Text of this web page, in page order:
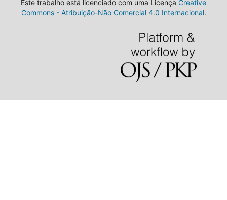
Este trabalho está licenciado com uma Licença Creative
Commons - Atribuição-Não Comercial 4.0 Internacional.